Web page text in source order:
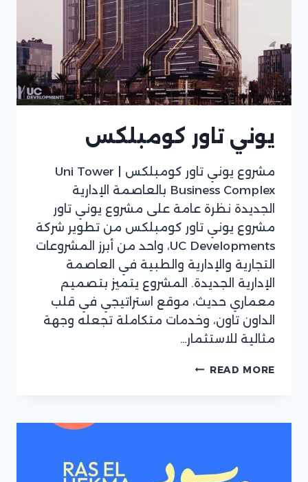
يوني تاور كومبلكس
مشروع يوني تاور كومبلكس | Uni Tower
Business Complex بالعاصمة الإدارية
الجديدة نظرة عامة على مشروع يوني تاور
مشروع يوني تاور كومبلكس من تطوير شركة
UC Developments، واحد من أبرز المشروعات
التجارية والإدارية والطبية في العاصمة
الإدارية الجديدة. المشروع يتميز بتصميم
معماري حديث، موقع استراتيجي في قلب
الداون تاون، وخدمات متكاملة تجعله وجهة
مثالية للاستثمار…
READ MORE يوني